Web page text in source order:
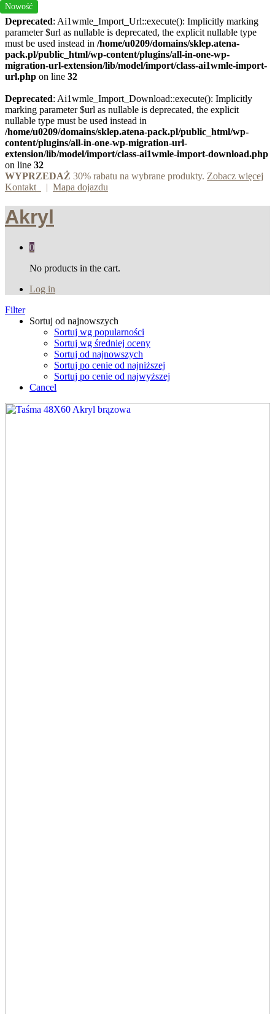
Deprecated: Ai1wmle_Import_Url::execute(): Implicitly marking
parameter $url as nullable is deprecated, the explicit nullable type
must be used instead in /home/u0209/domains/sklep.atena-
pack.pl/public_html/wp-content/plugins/all-in-one-wp-
migration-url-extension/lib/model/import/class-ai1wmle-import-
url.php on line 32
Deprecated: Ai1wmle_Import_Download::execute(): Implicitly
marking parameter $url as nullable is deprecated, the explicit
nullable type must be used instead in
/home/u0209/domains/sklep.atena-pack.pl/public_html/wp-
content/plugins/all-in-one-wp-migration-url-
extension/lib/model/import/class-ai1wmle-import-download.php
on line 32
WYPRZEDAŻ 30% rabatu na wybrane produkty. Zobacz więcej
Kontakt
| Mapa dojazdu
Akryl
0
No products in the cart.
Log in
Filter
Sortuj od najnowszych
Sortuj wg popularności
Sortuj wg średniej oceny
Sortuj od najnowszych
Sortuj po cenie od najniższej
Sortuj po cenie od najwyższej
Cancel
Nowość